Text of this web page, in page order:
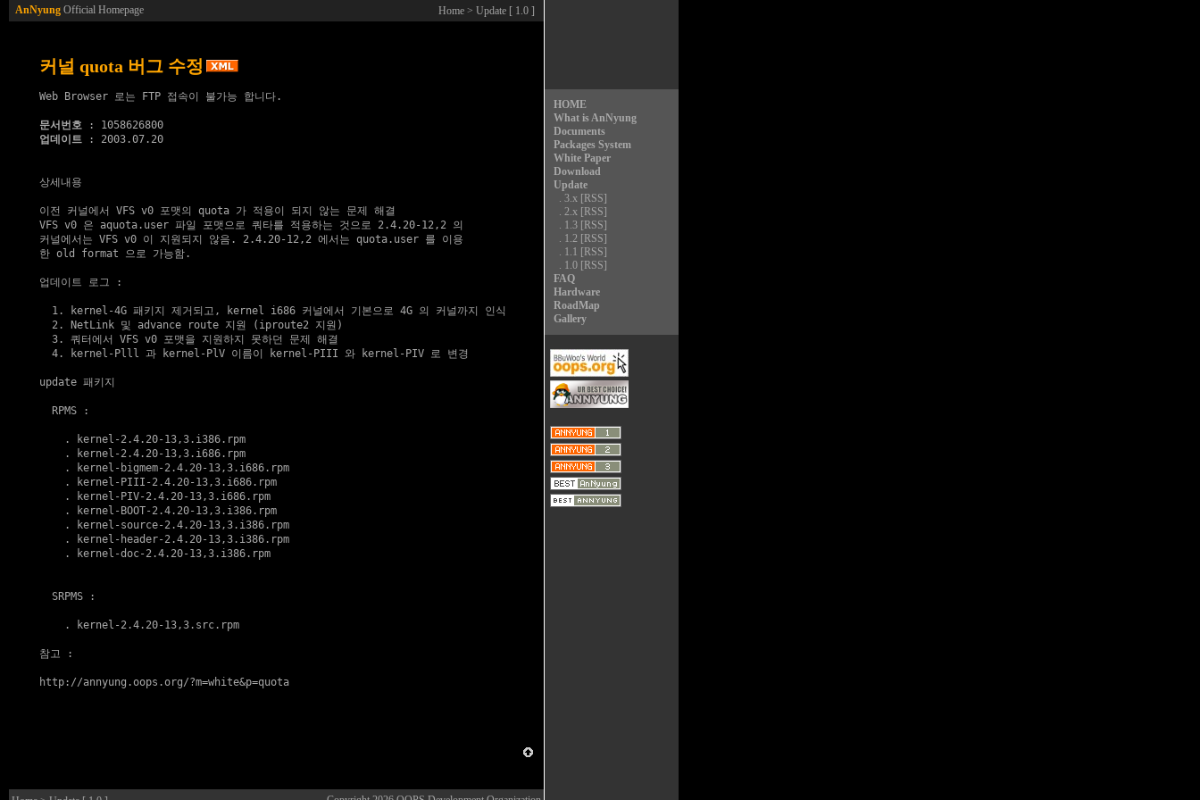
AnNyung Official Homepage Home > Update [ 1.0 ]
HOME
What is AnNyung
Documents
Packages System
White Paper
Download
Update
. 3.x [RSS]
. 2.x [RSS]
. 1.3 [RSS]
. 1.2 [RSS]
. 1.1 [RSS]
. 1.0 [RSS]
FAQ
Hardware
RoadMap
Gallery
커널 quota 버그 수정
Web Browser 로는 FTP 접속이 불가능 합니다.
문서번호
업데이트 : 2003.07.20
상세내용
이전 커널에서 VFS v0 포맷의 quota 가 적용이 되지 않는 문제 해결
VFS v0 은 aquota.user 파일 포맷으로 쿼타를 적용하는 것으로 2.4.20-12,2 의
커널에서는 VFS v0 이 지원되지 않음. 2.4.20-12,2 에서는 quota.user 를 이용
한 old format 으로 가능함.
업데이트 로그 :
  1. kernel-4G 패키지 제거되고, kernel i686 커널에서 기본으로 4G 의 커널까지 인식
  2. NetLink 및 advance route 지원 (iproute2 지원)
  3. 쿼터에서 VFS v0 포맷을 지원하지 못하던 문제 해결
  4. kernel-Plll 과 kernel-PlV 이름이 kernel-PIII 와 kernel-PIV 로 변경
update 패키지
  RPMS :
    .
kernel-2.4.20-13,3.i386.rpm
    .
kernel-2.4.20-13,3.i686.rpm
    .
kernel-bigmem-2.4.20-13,3.i686.rpm
    .
kernel-PIII-2.4.20-13,3.i686.rpm
    .
kernel-PIV-2.4.20-13,3.i686.rpm
    .
kernel-BOOT-2.4.20-13,3.i386.rpm
    .
kernel-source-2.4.20-13,3.i386.rpm
    .
kernel-header-2.4.20-13,3.i386.rpm
    .
kernel-doc-2.4.20-13,3.i386.rpm
  SRPMS :
    .
kernel-2.4.20-13,3.src.rpm
참고 :
http://annyung.oops.org/?m=white&p=quota